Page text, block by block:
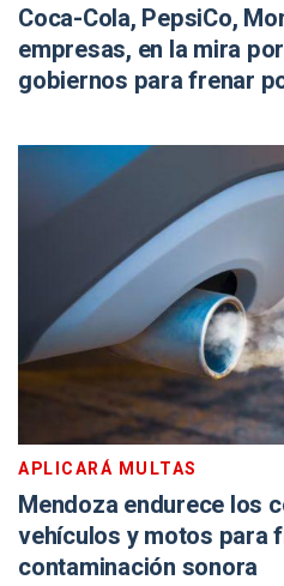
Coca-Cola, PepsiCo,
empresas, en la mira
gobiernos para frenar
APLICARÁ MULTAS
Mendoza endurece los
vehículos y motos para
contaminación sonora